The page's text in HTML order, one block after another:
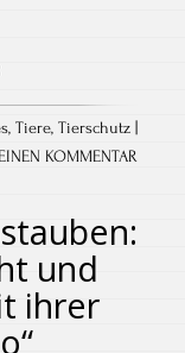
, Tiere, Tierschutz
KOMMENTAR
und
ihrer